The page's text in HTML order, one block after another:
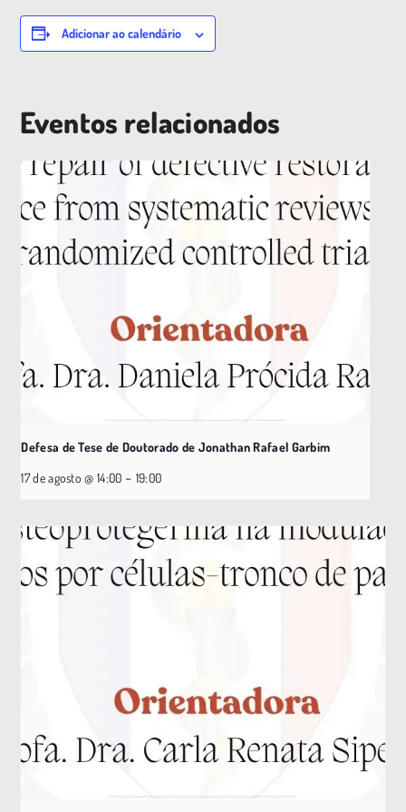
Adicionar ao calendário
Eventos relacionados
Defesa de Tese de Doutorado de Jonathan Rafael Garbim
17 de agosto @ 14:00 – 19:00